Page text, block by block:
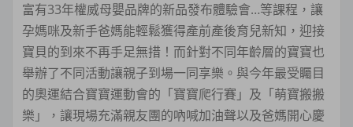
富有33年權威母嬰品牌的新品發布體驗會…等課程，讓
孕媽咪及新手爸媽能輕鬆獲得產前產後育兒新知，迎接
寶貝的到來不再手足無措！而針對不同年齡層的寶寶也
舉辦了不同活動讓親子到場一同享樂。與今年最受矚目
的奧運結合寶寶運動會的「寶寶爬行賽」及「萌寶搬搬
樂」，讓現場充滿親友團的吶喊加油聲以及爸媽開心慶